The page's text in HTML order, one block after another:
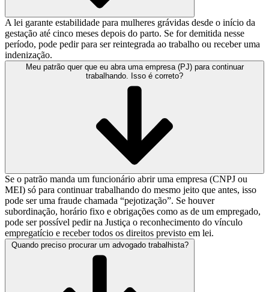
A lei garante estabilidade para mulheres grávidas desde o início da
gestação até cinco meses depois do parto. Se for demitida nesse
período, pode pedir para ser reintegrada ao trabalho ou receber uma
indenização.
Meu patrão quer que eu abra uma empresa (PJ) para continuar
trabalhando. Isso é correto?
Se o patrão manda um funcionário abrir uma empresa (CNPJ ou
MEI) só para continuar trabalhando do mesmo jeito que antes, isso
pode ser uma fraude chamada “pejotização”. Se houver
subordinação, horário fixo e obrigações como as de um empregado,
pode ser possível pedir na Justiça o reconhecimento do vínculo
empregatício e receber todos os direitos previsto em lei.
Quando preciso procurar um advogado trabalhista?